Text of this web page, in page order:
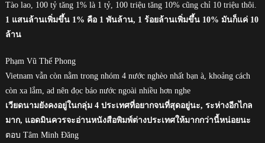
Tào lao, 100 tỷ tăng 1% là 1 tỷ, 100 triệu tăng 10% cũng chỉ 10 triệu thôi.
1 แสนล้านเพิ่มขึ้น 1% คือ 1 พันล้าน, 1 ร้อยล้านเพิ่มขึ้น 10% มันก็แค่ 10
ล้าน
Phạm Vũ Thế Phong
Vietnam vẫn còn nằm trong nhóm 4 nước nghèo nhất bạn à, khoảng cách
còn xa lắm, ad nên đọc báo nước ngoài nhiều hơn nghe
เวียดนามยังคงอยู่ในกลุ่ม 4 ประเทศที่อยากจนที่สุดอยู่นะ, ระห่างอีกไกล
มาก, แอดมินควรจะอ่านหนังสือพิมพ์ต่างประเทศให้มากกว่านี้หน่อยนะ
ตอบ Tâm Minh Đăng